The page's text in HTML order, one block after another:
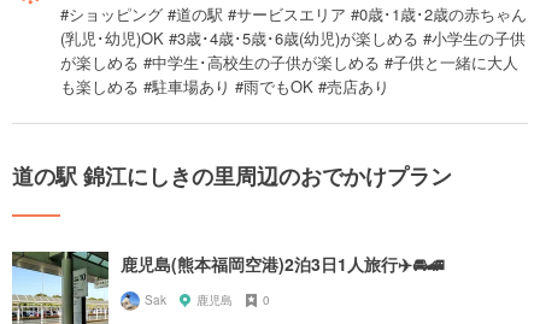
#ショッピング #道の駅 #サービスエリア #0歳･1歳･2歳の赤ちゃん
(乳児･幼児)OK #3歳･4歳･5歳･6歳(幼児)が楽しめる #小学生の子供
が楽しめる #中学生･高校生の子供が楽しめる #子供と一緒に大人
も楽しめる #駐車場あり #雨でもOK #売店あり
道の駅 錦江にしきの里周辺のおでかけプラン
鹿児島(熊本福岡空港)2泊3日1人旅行✈️🚘🚄
Sak 鹿児島 0